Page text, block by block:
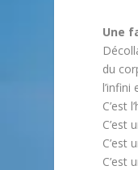
Une
du
l’infini
C’est
C’est
C’est
C’est